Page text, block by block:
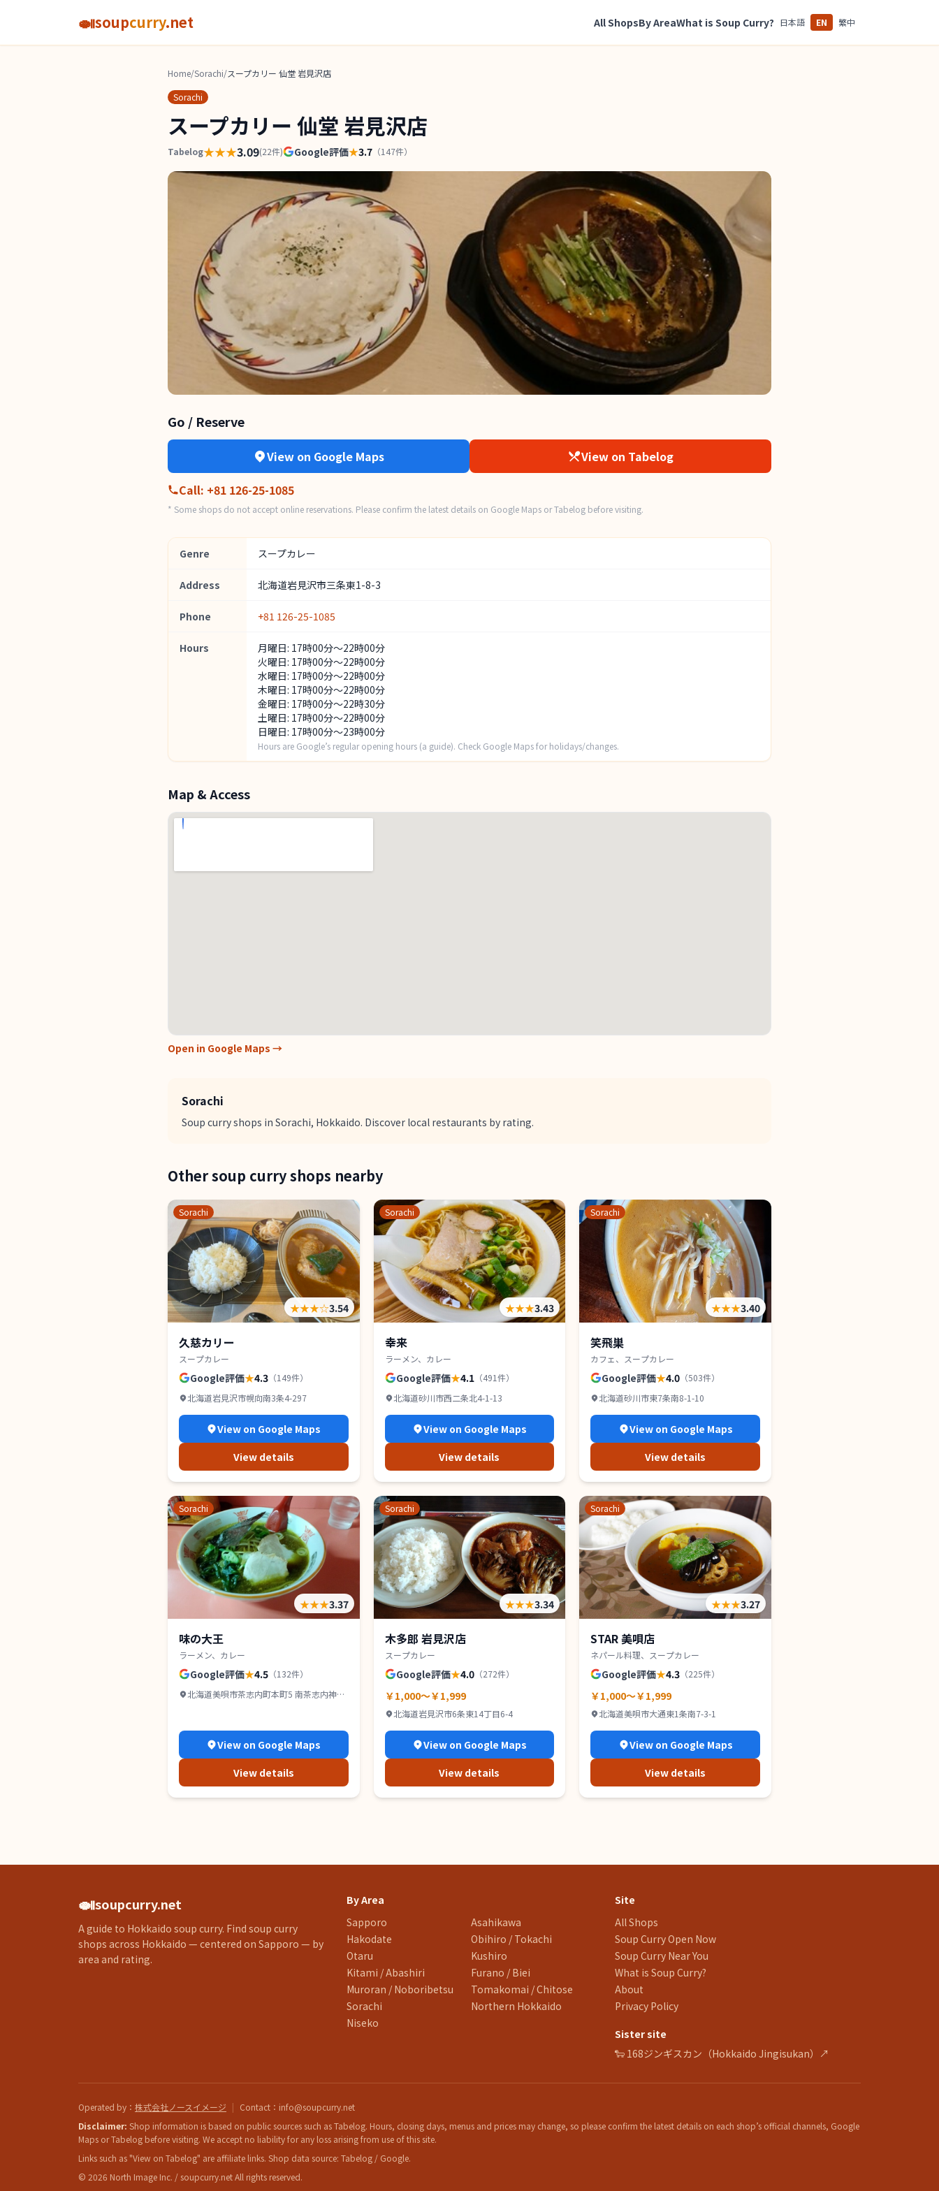
🍛soupcurry.net All ShopsBy AreaWhat is Soup Curry? 日本語 EN 繁中
Home/Sorachi/スープカリー 仙堂 岩見沢店
Sorachi
スープカリー 仙堂 岩見沢店
Tabelog★★★3.09(22件) Google評価★3.7 （147件）
Go / Reserve
View on Google Maps
View on Tabelog
Call: +81 126-25-1085
* Some shops do not accept online reservations. Please confirm the latest details on Google Maps or Tabelog before visiting.
Genre スープカレー
Address 北海道岩見沢市三条東1-8-3
Phone +81 126-25-1085
Hours
月曜日: 17時00分～22時00分
火曜日: 17時00分～22時00分
水曜日: 17時00分～22時00分
木曜日: 17時00分～22時00分
金曜日: 17時00分～22時30分
土曜日: 17時00分～22時00分
日曜日: 17時00分～23時00分
Hours are Google’s regular opening hours (a guide). Check Google Maps for holidays/changes.
Map & Access
Open in Google Maps →
Sorachi
Soup curry shops in Sorachi, Hokkaido. Discover local restaurants by rating.
Other soup curry shops nearby
Sorachi
★★★☆3.54
久慈カリー
スープカレー
Google評価★4.3 （149件）
北海道岩見沢市幌向南3条4-297
View on Google Maps
View details
Sorachi
★★★3.43
幸来
ラーメン、カレー
Google評価★4.1 （491件）
北海道砂川市西二条北4-1-13
View on Google Maps
View details
Sorachi
★★★3.40
笑飛巣
カフェ、スープカレー
Google評価★4.0 （503件）
北海道砂川市東7条南8-1-10
View on Google Maps
View details
Sorachi
★★★3.37
味の大王
ラーメン、カレー
Google評価★4.5 （132件）
北海道美唄市茶志内町本町5 南茶志内神社
View on Google Maps
View details
Sorachi
★★★3.34
木多郎 岩見沢店
スープカレー
Google評価★4.0（272件）
￥1,000～￥1,999
北海道岩見沢市6条東14丁目6-4
View on Google Maps
View details
Sorachi
★★★3.27
STAR 美唄店
ネパール料理、スープカレー
Google評価★4.3 （225件）
￥1,000～￥1,999
北海道美唄市大通東1条南7-3-1
View on Google Maps
View details
🍛soupcurry.net
A guide to Hokkaido soup curry. Find soup curry
shops across Hokkaido — centered on Sapporo — by
area and rating.
By Area
Sapporo
Asahikawa
Hakodate
Obihiro / Tokachi
Otaru
Kushiro
Kitami / Abashiri
Furano / Biei
Muroran / Noboribetsu
Tomakomai / Chitose
Sorachi
Northern Hokkaido
Niseko
Site
All Shops
Soup Curry Open Now
Soup Curry Near You
What is Soup Curry?
About
Privacy Policy
Sister site
🐑 168ジンギスカン（Hokkaido Jingisukan）↗
Operated by ： 株式会社ノースイメージ | Contact ：info@soupcurry.net
Disclaimer: Shop information is based on public sources such as Tabelog. Hours, closing days, menus and prices may change, so please confirm the latest details on each shop’s official channels, Google
Maps or Tabelog before visiting. We accept no liability for any loss arising from use of this site.
Links such as "View on Tabelog" are affiliate links. Shop data source: Tabelog / Google.
© 2026 North Image Inc. / soupcurry.net All rights reserved.